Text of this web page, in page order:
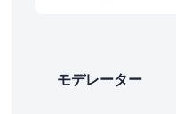
モデレーター